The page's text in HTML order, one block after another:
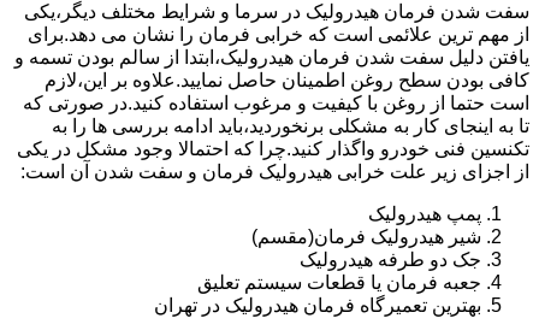
سفت شدن فرمان هیدرولیک در سرما و شرایط مختلف دیگر،یکی
از مهم ترین علائمی است که خرابی فرمان را نشان می دهد.برای
یافتن دلیل سفت شدن فرمان هیدرولیک،ابتدا از سالم بودن تسمه و
کافی بودن سطح روغن اطمینان حاصل نمایید.علاوه بر این،لازم
است حتما از روغن با کیفیت و مرغوب استفاده کنید.در صورتی که
تا به اینجای کار به مشکلی برنخوردید،باید ادامه بررسی ها را به
تکنسین فنی خودرو واگذار کنید.چرا که احتمالا وجود مشکل در یکی
از اجزای زیر علت خرابی هیدرولیک فرمان و سفت شدن آن است:
پمپ هیدرولیک
شیر هیدرولیک فرمان(مقسم)
جک دو طرفه هیدرولیک
جعبه فرمان یا قطعات سیستم تعلیق
بهترین تعمیرگاه فرمان هیدرولیک در تهران